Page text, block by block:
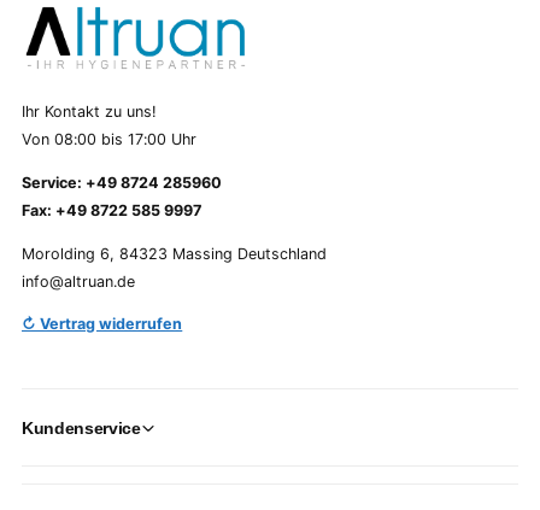
Ihr Kontakt zu uns!
Von 08:00 bis 17:00 Uhr
Service: +49 8724 285960
Fax: +49 8722 585 9997
Morolding 6, 84323 Massing Deutschland
info@altruan.de
↻ Vertrag widerrufen
Kundenservice